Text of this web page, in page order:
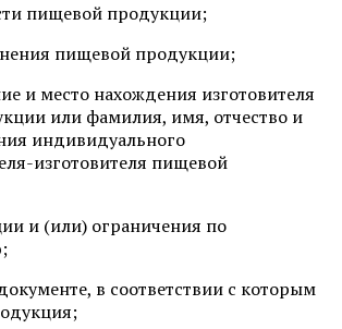
пищевой продукции;
пищевой продукции;
и место нахождения изготовителя
или фамилия, имя, отчество и
индивидуального
изготовителя пищевой
и (или) ограничения по
в соответствии с которым